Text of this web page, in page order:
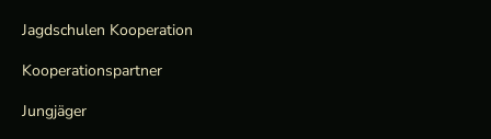
Jagdschulen Kooperation
Kooperationspartner
Jungjäger